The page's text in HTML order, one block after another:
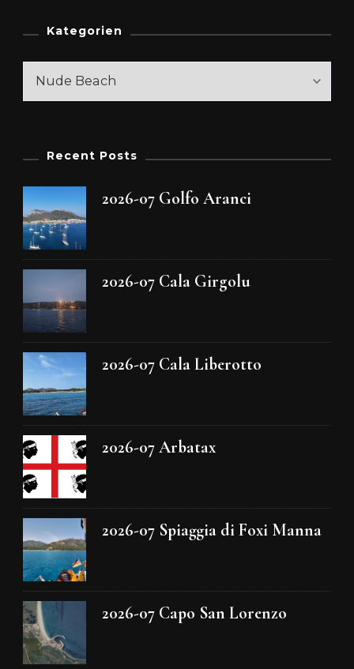
Kategorien
Kategorien
Recent Posts
2026-07 Golfo Aranci
2026-07 Cala Girgolu
2026-07 Cala Liberotto
2026-07 Arbatax
2026-07 Spiaggia di Foxi Manna
2026-07 Capo San Lorenzo